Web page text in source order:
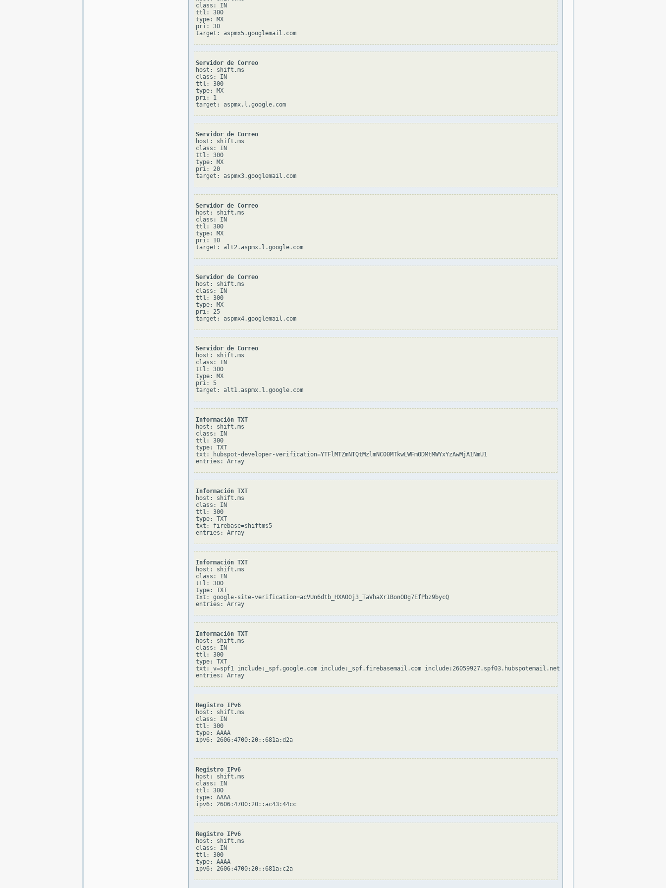
class: IN
ttl: 300
type: MX
pri: 30
target: aspmx5.googlemail.com
Servidor de Correo
host: shift.ms
class: IN
ttl: 300
type: MX
pri: 1
target: aspmx.l.google.com
Servidor de Correo
host: shift.ms
class: IN
ttl: 300
type: MX
pri: 20
target: aspmx3.googlemail.com
Servidor de Correo
host: shift.ms
class: IN
ttl: 300
type: MX
pri: 10
target: alt2.aspmx.l.google.com
Servidor de Correo
host: shift.ms
class: IN
ttl: 300
type: MX
pri: 25
target: aspmx4.googlemail.com
Servidor de Correo
host: shift.ms
class: IN
ttl: 300
type: MX
pri: 5
target: alt1.aspmx.l.google.com
Información TXT
host: shift.ms
class: IN
ttl: 300
type: TXT
txt: hubspot-developer-verification=YTFlMTZmNTQtMzlmNC00MTkwLWFmODMtMWYxYzAwMjA1NmU1
entries: Array
Información TXT
host: shift.ms
class: IN
ttl: 300
type: TXT
txt: firebase=shiftms5
entries: Array
Información TXT
host: shift.ms
class: IN
ttl: 300
type: TXT
txt: google-site-verification=acVUn6dtb_HXAO0j3_TaVhaXr1BonODg7EfPbz9bycQ
entries: Array
Información TXT
host: shift.ms
class: IN
ttl: 300
type: TXT
txt: v=spf1 include:_spf.google.com include:_spf.firebasemail.com include:26059927.spf03.hubspotemail.net ~all
entries: Array
Registro IPv6
host: shift.ms
class: IN
ttl: 300
type: AAAA
ipv6: 2606:4700:20::681a:d2a
Registro IPv6
host: shift.ms
class: IN
ttl: 300
type: AAAA
ipv6: 2606:4700:20::ac43:44cc
Registro IPv6
host: shift.ms
class: IN
ttl: 300
type: AAAA
ipv6: 2606:4700:20::681a:c2a